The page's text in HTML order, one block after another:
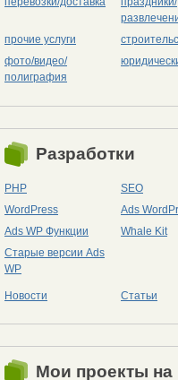
прочие услуги
фото/видео/
полиграфия
Разработки
PHP
SEO
WordPress
Ads
Ads WP Функции
Whale Kit
Старые версии Ads
WP
Новости Статьи
Мои проекты на